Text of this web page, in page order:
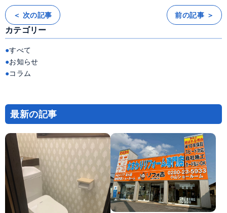
投
稿
ナ
ビ
ゲ
ー
シ
ョ
ン
＜ 次の記事 前の記事 ＞
カテゴリー
すべて
お知らせ
コラム
最新の記事